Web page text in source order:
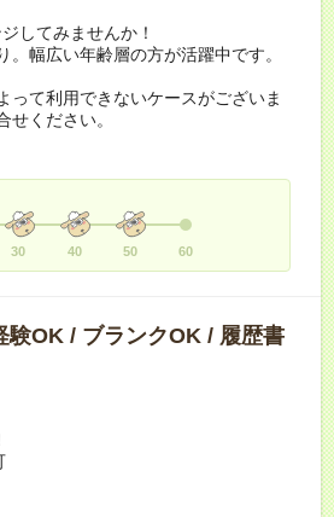
してみませんか！
幅広い年齢層の方が活躍中です。
って利用できないケースがございま
ください。
30 40 50 60
OK / ブランクOK / 履歴書